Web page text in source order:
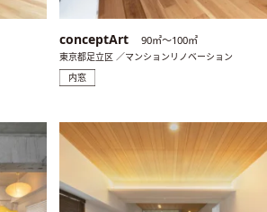
conceptArt 90㎡〜100㎡
東京都足立区 ／マンションリノベーション
内窓